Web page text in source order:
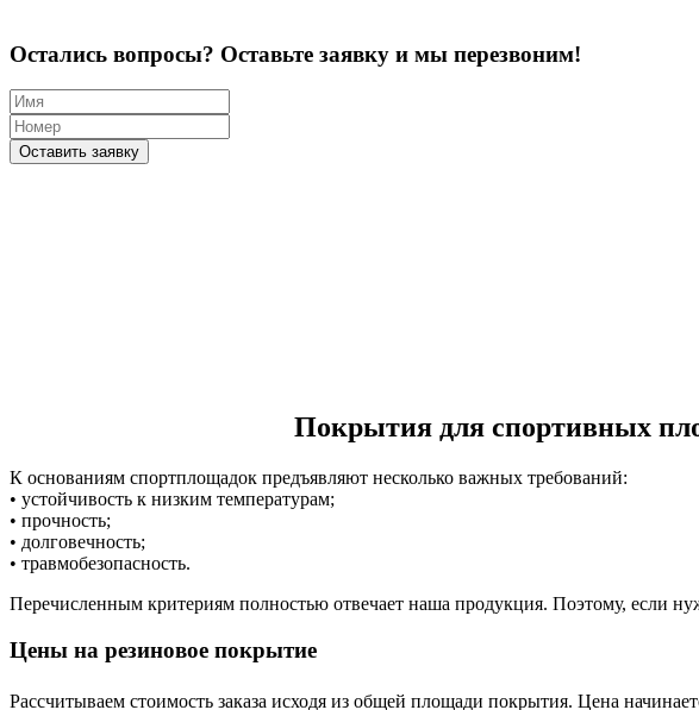
Остались вопросы? Оставьте заявку и мы перезвоним!
Оставить заявку
Покрытия для спортивных
К основаниям спортплощадок предъявляют несколько важных требований:
• устойчивость к низким температурам;
• прочность;
• долговечность;
• травмобезопасность.
Перечисленным критериям полностью отвечает наша продукция. Поэтому, если
Цены на резиновое покрытие
Рассчитываем стоимость заказа исходя из общей площади покрытия. Цена